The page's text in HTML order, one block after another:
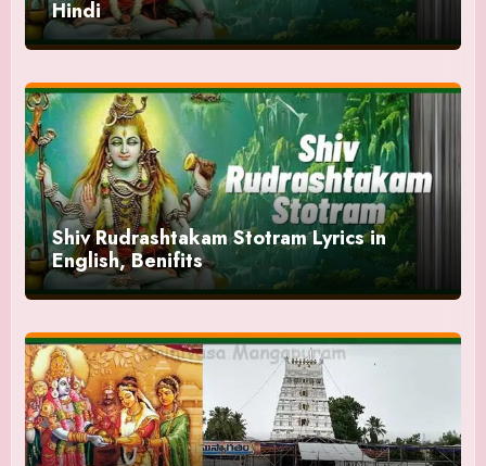
Hindi
Shiv Rudrashtakam Stotram Lyrics in
English, Benifits